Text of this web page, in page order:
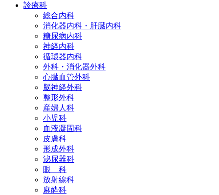
診療科
総合内科
消化器内科・肝臓内科
糖尿病内科
神経内科
循環器内科
外科・消化器外科
心臓血管外科
脳神経外科
整形外科
産婦人科
小児科
血液凝固科
皮膚科
形成外科
泌尿器科
眼 科
放射線科
麻酔科